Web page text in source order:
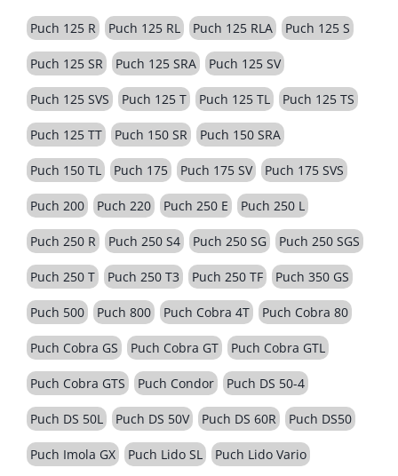
Puch 125 R Puch 125 RL Puch 125 RLA Puch 125 S
Puch 125 SR Puch 125 SRA Puch 125 SV
Puch 125 SVS Puch 125 T Puch 125 TL Puch 125 TS
Puch 125 TT Puch 150 SR Puch 150 SRA
Puch 150 TL Puch 175 Puch 175 SV Puch 175 SVS
Puch 200 Puch 220 Puch 250 E Puch 250 L
Puch 250 R Puch 250 S4 Puch 250 SG Puch 250 SGS
Puch 250 T Puch 250 T3 Puch 250 TF Puch 350 GS
Puch 500 Puch 800 Puch Cobra 4T Puch Cobra 80
Puch Cobra GS Puch Cobra GT Puch Cobra GTL
Puch Cobra GTS Puch Condor Puch DS 50-4
Puch DS 50L Puch DS 50V Puch DS 60R Puch DS50
Puch Imola GX Puch Lido SL Puch Lido Vario